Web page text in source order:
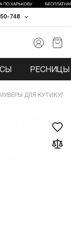
748
РЕСНИЦЫ
ДЛЯ КУТИКУЛЫ